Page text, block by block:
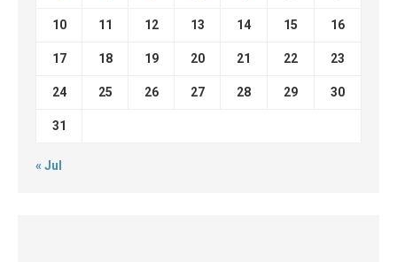
10 11 12 13 14 15 16
17 18 19 20 21 22 23
24 25 26 27 28 29 30
31
« Jul